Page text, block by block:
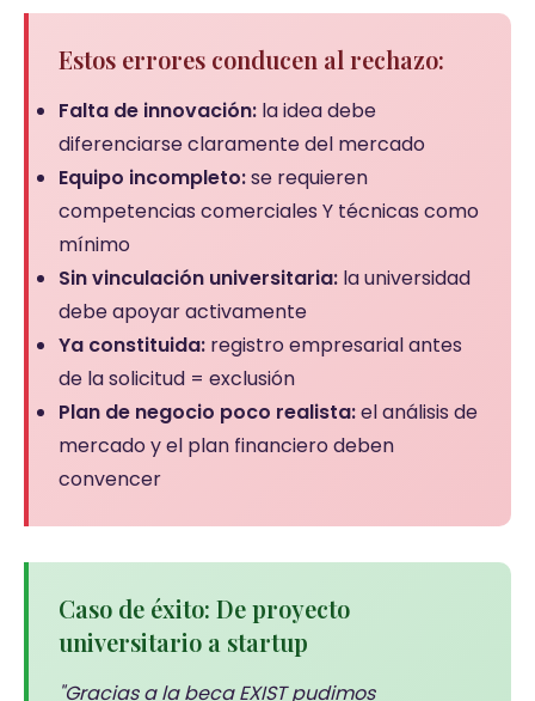
Estos errores conducen al rechazo:
Falta de innovación: la idea debe
diferenciarse claramente del mercado
Equipo incompleto:se requieren
competencias comerciales Y técnicas como
mínimo
Sin vinculación universitaria: la universidad
debe apoyar activamente
Ya constituida: registro empresarial antes
de la solicitud = exclusión
Plan de negocio poco realista:el análisis de
mercado y el plan financiero deben
convencer
Caso de éxito: De proyecto
universitario a startup
"Gracias a la beca EXIST pudimos